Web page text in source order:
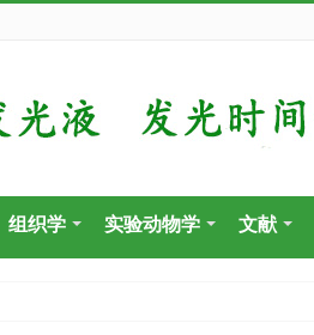
组织学 实验动物学 文献